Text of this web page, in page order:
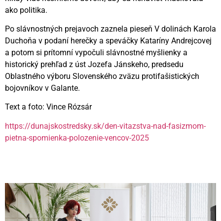
ako politika.
Po slávnostných prejavoch zaznela pieseň V dolinách Karola
Duchoňa v podaní herečky a speváčky Kataríny Andrejcovej
a potom si prítomní vypočuli slávnostné myšlienky a
historický prehľad z úst Jozefa Jánskeho, predsedu
Oblastného výboru Slovenského zväzu protifašistických
bojovníkov v Galante.
Text a foto: Vince Rózsár
https://dunajskostredsky.sk/den-vitazstva-nad-fasizmom-
pietna-spomienka-polozenie-vencov-2025